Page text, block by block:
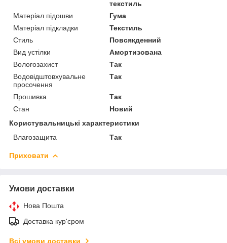
текстиль
Матеріал підошви
Гума
Матеріал підкладки
Текстиль
Стиль
Повсякденний
Вид устілки
Амортизована
Вологозахист
Так
Водовідштовхувальне
просочення
Так
Прошивка
Так
Стан
Новий
Користувальницькі характеристики
Влагозащита
Так
Приховати
Умови доставки
Нова Пошта
Доставка кур'єром
Всі умови доставки